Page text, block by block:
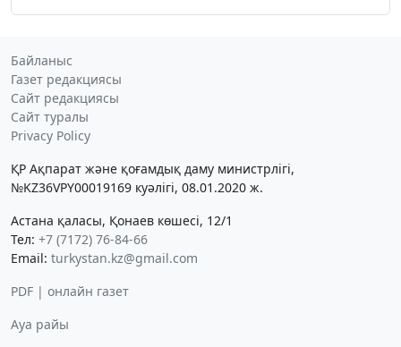
Байланыс
Газет редакциясы
Сайт редакциясы
Сайт туралы
Privacy Policy
ҚР Ақпарат және қоғамдық даму министрлігі,
№KZ36VPY00019169 куәлігі, 08.01.2020 ж.
Астана қаласы, Қонаев көшесі, 12/1
Тел: +7 (7172) 76-84-66
Email: turkystan.kz@gmail.com
PDF | онлайн газет
Ауа райы